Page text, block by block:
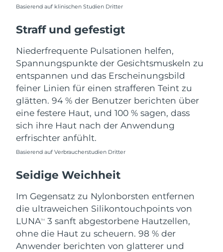
Basierend auf klinischen Studien Dritter
Straff und gefestigt
Niederfrequente Pulsationen helfen,
Spannungspunkte der Gesichtsmuskeln zu
entspannen und das Erscheinungsbild
feiner Linien für einen strafferen Teint zu
glätten. 94 % der Benutzer berichten über
eine festere Haut, und 100 % sagen, dass
sich ihre Haut nach der Anwendung
erfrischter anfühlt.
Basierend auf Verbraucherstudien Dritter
Seidige Weichheit
Im Gegensatz zu Nylonborsten entfernen
die ultraweichen Silikontouchpoints von
LUNATM
3 sanft abgestorbene Hautzellen,
ohne die Haut zu scheuern. 98 % der
Anwender berichten von glatterer und
Thailand Erwartete Lieferung
Türkei Erwartete Lieferung
Vereinigte Arabische
Emirate
Erwartete Lieferung
Vereinigtes
Königreich
Erwartete Lieferung8/10/26
Vereinigte Staaten Erwartete Lieferung
Vietnam